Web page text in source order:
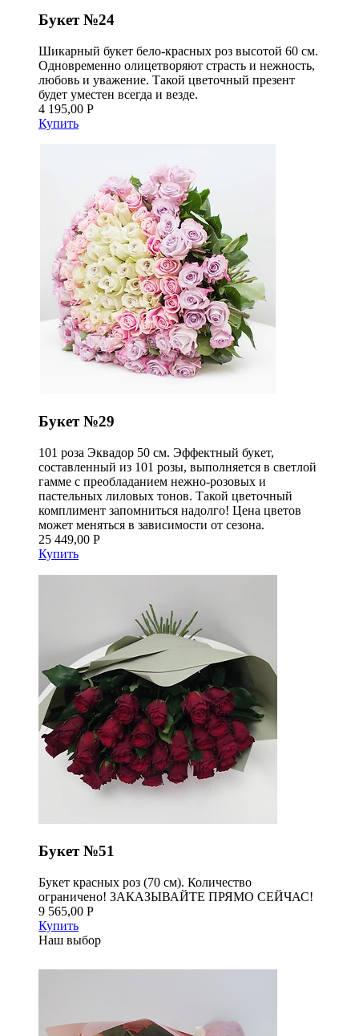
Букет №24
Шикарный букет бело-красных роз высотой 60 см.
Одновременно олицетворяют страсть и нежность,
любовь и уважение. Такой цветочный презент
будет уместен всегда и везде.
4 195,00 Р
Купить
Букет №29
101 роза Эквадор 50 см. Эффектный букет,
составленный из 101 розы, выполняется в светлой
гамме с преобладанием нежно-розовых и
пастельных лиловых тонов. Такой цветочный
комплимент запомниться надолго! Цена цветов
может меняться в зависимости от сезона.
25 449,00 Р
Купить
Букет №51
Букет красных роз (70 см). Количество
ограничено! ЗАКАЗЫВАЙТЕ ПРЯМО СЕЙЧАС!
9 565,00 Р
Купить
Наш выбор